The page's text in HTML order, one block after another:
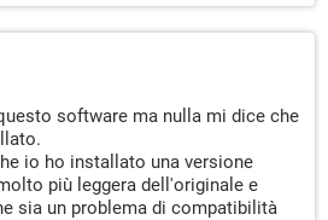
software ma nulla mi dice che
io ho installato una versione
più leggera dell'originale e
sia un problema di compatibilità